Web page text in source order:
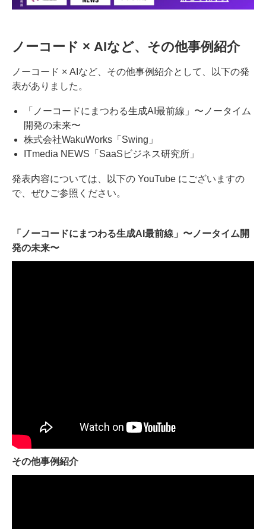
ノーコード × AIなど、その他事例紹介
ノーコード × AIなど、その他事例紹介として、以下の発
表がありました。
「ノーコードにまつわる生成AI最前線」〜ノータイム
開発の未来〜
株式会社WakuWorks「Swing」
ITmedia NEWS「SaaSビジネス研究所」
発表内容については、以下の YouTube にございますの
で、ぜひご参照ください。
「ノーコードにまつわる生成AI最前線」〜ノータイム開
発の未来〜
その他事例紹介